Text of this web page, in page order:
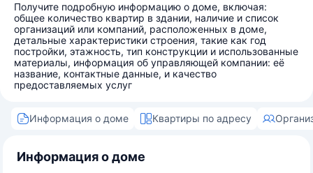
Получите подробную информацию о доме, включая:
общее количество квартир в здании, наличие и список
организаций или компаний, расположенных в доме,
детальные характеристики строения, такие как год
постройки, этажность, тип конструкции и использованные
материалы, информация об управляющей компании: её
название, контактные данные, и качество
предоставляемых услуг
Информация о доме Квартиры по адресу
Информация о доме